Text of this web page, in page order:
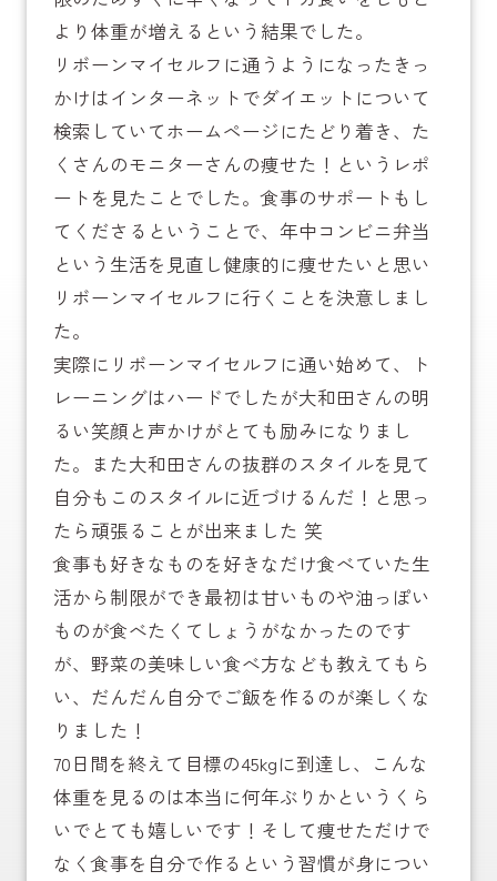
より体重が増えるという結果でした。
リボーンマイセルフに通うようになったきっ
かけはインターネットでダイエットについて
検索していてホームページにたどり着き、た
くさんのモニターさんの痩せた！というレポ
ートを見たことでした。食事のサポートもし
てくださるということで、年中コンビニ弁当
という生活を見直し健康的に痩せたいと思い
リボーンマイセルフに行くことを決意しまし
た。
実際にリボーンマイセルフに通い始めて、ト
レーニングはハードでしたが大和田さんの明
るい笑顔と声かけがとても励みになりまし
た。また大和田さんの抜群のスタイルを見て
自分もこのスタイルに近づけるんだ！と思っ
たら頑張ることが出来ました 笑
食事も好きなものを好きなだけ食べていた生
活から制限ができ最初は甘いものや油っぽい
ものが食べたくてしょうがなかったのです
が、野菜の美味しい食べ方なども教えてもら
い、だんだん自分でご飯を作るのが楽しくな
りました！
70日間を終えて目標の45kgに到達し、こんな
体重を見るのは本当に何年ぶりかというくら
いでとても嬉しいです！そして痩せただけで
なく食事を自分で作るという習慣が身につい